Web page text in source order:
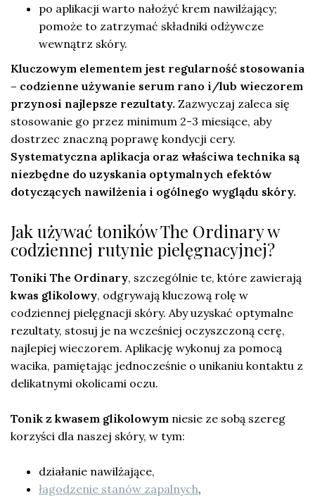
po aplikacji warto nałożyć krem nawilżający;
pomoże to zatrzymać składniki odżywcze
wewnątrz skóry.
Kluczowym elementem jest regularność stosowania
– codzienne używanie serum rano i/lub wieczorem
przynosi najlepsze rezultaty. Zazwyczaj zaleca się
stosowanie go przez minimum 2-3 miesiące, aby
dostrzec znaczną poprawę kondycji cery.
Systematyczna aplikacja oraz właściwa technika są
niezbędne do uzyskania optymalnych efektów
dotyczących nawilżenia i ogólnego wyglądu skóry.
Jak używać toników The Ordinary w
codziennej rutynie pielęgnacyjnej?
Toniki The Ordinary, szczególnie te, które zawierają
kwas glikolowy, odgrywają kluczową rolę w
codziennej pielęgnacji skóry. Aby uzyskać optymalne
rezultaty, stosuj je na wcześniej oczyszczoną cerę,
najlepiej wieczorem. Aplikację wykonuj za pomocą
wacika, pamiętając jednocześnie o unikaniu kontaktu z
delikatnymi okolicami oczu.
Tonik z kwasem glikolowym niesie ze sobą szereg
korzyści dla naszej skóry, w tym:
działanie nawilżające,
łagodzenie stanów zapalnych,